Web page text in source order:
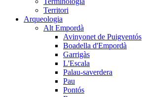
Territori
Arqueologia
Alt Empordà
Avinyonet de Puigventós
Boadella d'Empordà
Garrigàs
L'Escala
Palau-saverdera
Pau
Pontós